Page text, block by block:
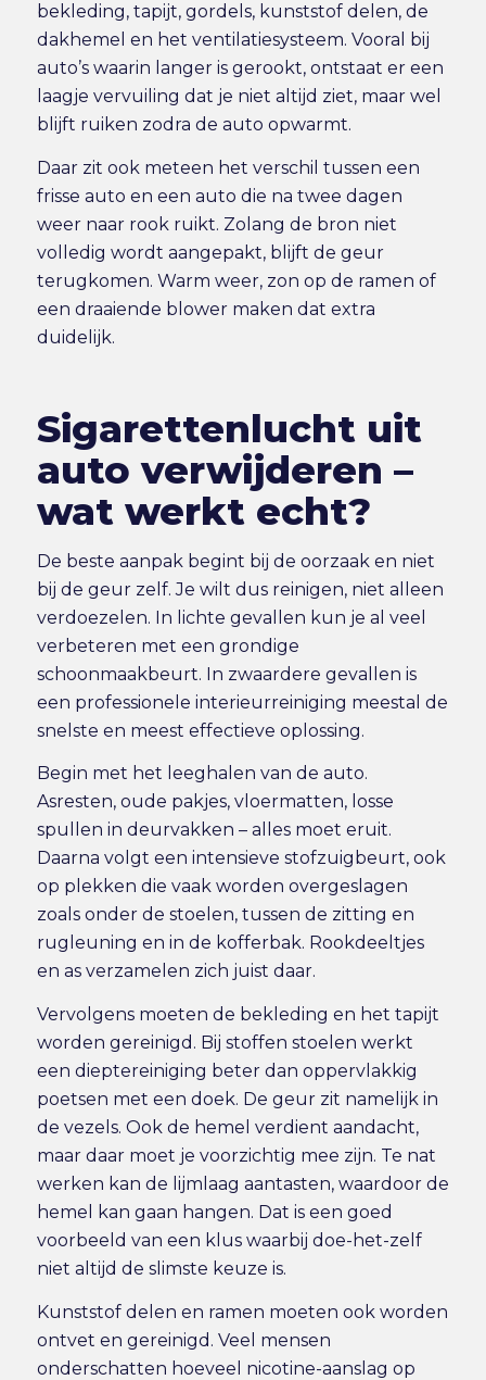
bekleding, tapijt, gordels, kunststof delen, de
dakhemel en het ventilatiesysteem. Vooral bij
auto’s waarin langer is gerookt, ontstaat er een
laagje vervuiling dat je niet altijd ziet, maar wel
blijft ruiken zodra de auto opwarmt.
Daar zit ook meteen het verschil tussen een
frisse auto en een auto die na twee dagen
weer naar rook ruikt. Zolang de bron niet
volledig wordt aangepakt, blijft de geur
terugkomen. Warm weer, zon op de ramen of
een draaiende blower maken dat extra
duidelijk.
Sigarettenlucht uit
auto verwijderen –
wat werkt echt?
De beste aanpak begint bij de oorzaak en niet
bij de geur zelf. Je wilt dus reinigen, niet alleen
verdoezelen. In lichte gevallen kun je al veel
verbeteren met een grondige
schoonmaakbeurt. In zwaardere gevallen is
een professionele interieurreiniging meestal de
snelste en meest effectieve oplossing.
Begin met het leeghalen van de auto.
Asresten, oude pakjes, vloermatten, losse
spullen in deurvakken – alles moet eruit.
Daarna volgt een intensieve stofzuigbeurt, ook
op plekken die vaak worden overgeslagen
zoals onder de stoelen, tussen de zitting en
rugleuning en in de kofferbak. Rookdeeltjes
en as verzamelen zich juist daar.
Vervolgens moeten de bekleding en het tapijt
worden gereinigd. Bij stoffen stoelen werkt
een dieptereiniging beter dan oppervlakkig
poetsen met een doek. De geur zit namelijk in
de vezels. Ook de hemel verdient aandacht,
maar daar moet je voorzichtig mee zijn. Te nat
werken kan de lijmlaag aantasten, waardoor de
hemel kan gaan hangen. Dat is een goed
voorbeeld van een klus waarbij doe-het-zelf
niet altijd de slimste keuze is.
Kunststof delen en ramen moeten ook worden
ontvet en gereinigd. Veel mensen
onderschatten hoeveel nicotine-aanslag op